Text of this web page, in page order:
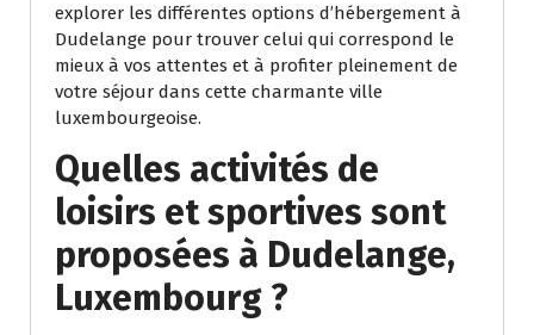
explorer les différentes options d’hébergement à
Dudelange pour trouver celui qui correspond le
mieux à vos attentes et à profiter pleinement de
votre séjour dans cette charmante ville
luxembourgeoise.
Quelles activités de
loisirs et sportives sont
proposées à Dudelange,
Luxembourg ?